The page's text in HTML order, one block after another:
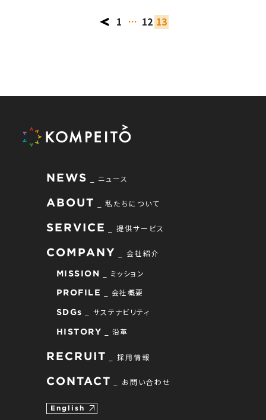
1 … 12 13
NEWS ニュース
ABOUT 私たちについて
SERVICE 提供サービス
COMPANY 会社紹介
MISSION ミッション
PROFILE 会社概要
SDGs サステナビリティ
HISTORY 沿革
RECRUIT 採用情報
CONTACT お問い合わせ
English